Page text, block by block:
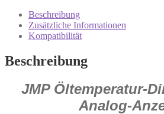
Gewinde
20x1,5
Cagiva
Suzuki
Menge
Beschreibung
Zusätzliche Informationen
Kompatibilität
Beschreibung
JMP Öltemperatur-
Analog-